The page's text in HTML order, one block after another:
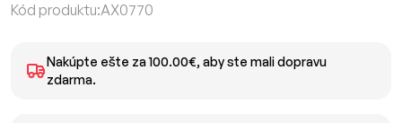
Kód produktu:AX0770
Nakúpte ešte za 100.00€, aby ste mali dopravu
zdarma.